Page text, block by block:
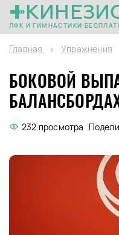
ЛФК И ГИМНАСТИКИ
Главная Упражнения
БОКОВОЙ
232 просмотра